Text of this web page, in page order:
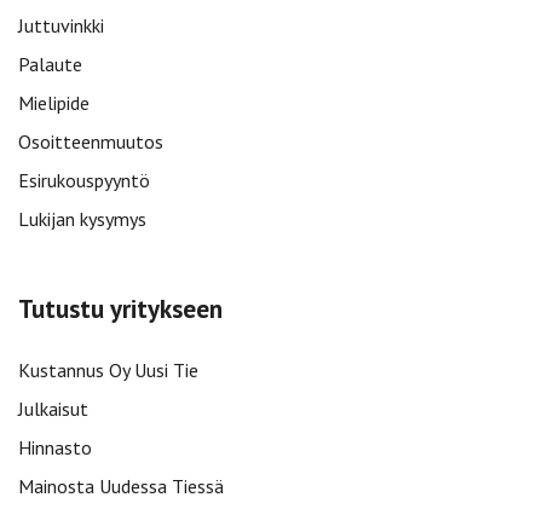
Juttuvinkki
Palaute
Mielipide
Osoitteenmuutos
Esirukouspyyntö
Lukijan kysymys
Tutustu yritykseen
Kustannus Oy Uusi Tie
Julkaisut
Hinnasto
Mainosta Uudessa Tiessä